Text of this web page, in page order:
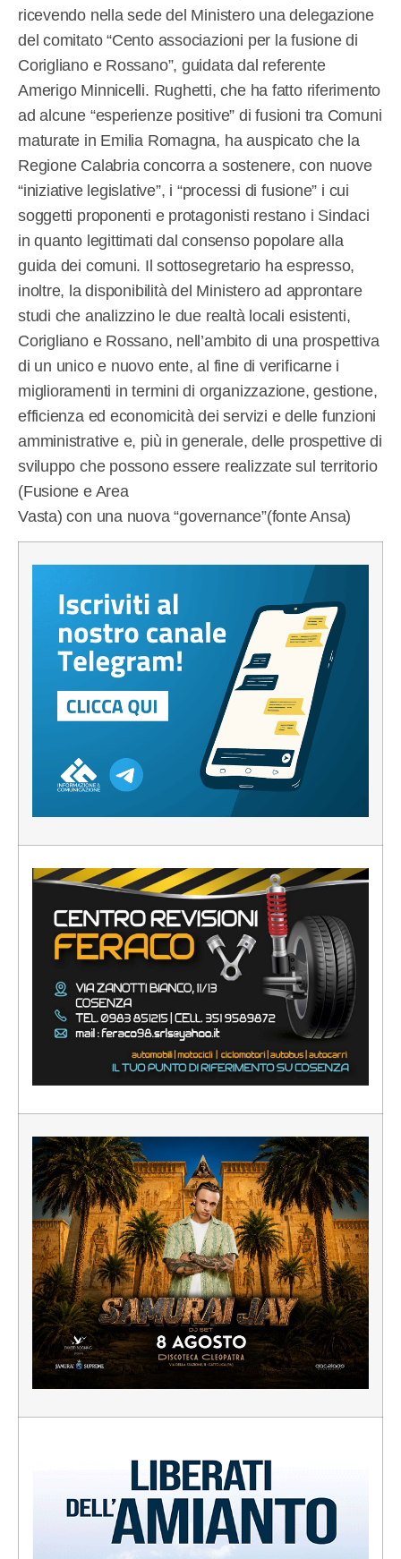
ricevendo nella sede del Ministero una delegazione
del comitato “Cento associazioni per la fusione di
Corigliano e Rossano”, guidata dal referente
Amerigo Minnicelli. Rughetti, che ha fatto riferimento
ad alcune “esperienze positive” di fusioni tra Comuni
maturate in Emilia Romagna, ha auspicato che la
Regione Calabria concorra a sostenere, con nuove
“iniziative legislative”, i “processi di fusione” i cui
soggetti proponenti e protagonisti restano i Sindaci
in quanto legittimati dal consenso popolare alla
guida dei comuni. Il sottosegretario ha espresso,
inoltre, la disponibilità del Ministero ad approntare
studi che analizzino le due realtà locali esistenti,
Corigliano e Rossano, nell’ambito di una prospettiva
di un unico e nuovo ente, al fine di verificarne i
miglioramenti in termini di organizzazione, gestione,
efficienza ed economicità dei servizi e delle funzioni
amministrative e, più in generale, delle prospettive di
sviluppo che possono essere realizzate sul territorio
(Fusione e Area
Vasta) con una nuova “governance”(fonte Ansa)